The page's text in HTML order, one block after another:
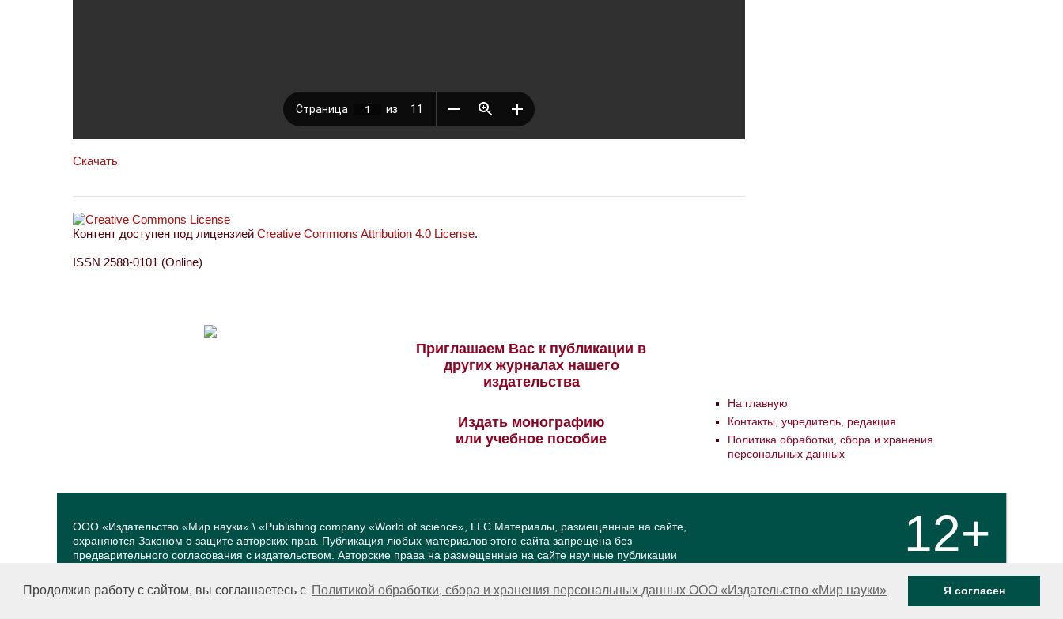
Продолжив работу с сайтом, вы соглашаетесь с Политикой обработки, сбора и хранения персональных данных ООО «Издательство «Мир науки» Я согласен
Скачать
Контент доступен под лицензией Creative Commons Attribution 4.0 License.
ISSN 2588-0101 (Online)
Приглашаем Вас к публикации в
других журналах нашего
издательства
Издать монографию
или учебное пособие
На главную
Контакты, учредитель, редакция
Политика обработки, сбора и хранения
персональных данных
ООО «Издательство «Мир науки» \ «Publishing company «World of science», LLC Материалы, размещенные на сайте,
охраняются Законом о защите авторских прав. Публикация любых материалов этого сайта запрещена без
предварительного согласования с издательством. Авторские права на размещенные на сайте научные публикации
12+